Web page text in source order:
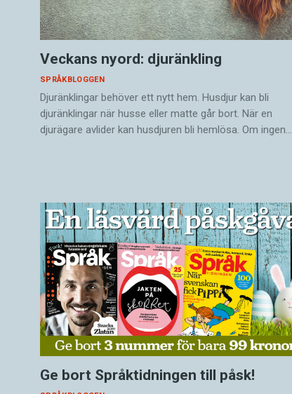
Veckans nyord: djuränkling
SPRÅKBLOGGEN
Djuränklingar behöver ett nytt hem. Husdjur kan bli
djuränklingar när husse eller matte går bort. När en
djurägare avlider kan husdjuren bli hemlösa. Om ingen…
Ge bort Språktidningen till påsk!